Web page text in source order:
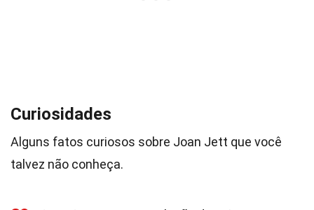
Curiosidades
Alguns fatos curiosos sobre Joan Jett que você
talvez não conheça.